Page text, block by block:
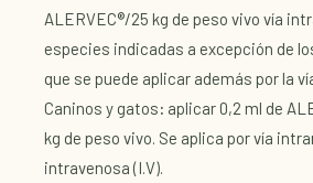
ALERVEC®/25 kg de peso vivo vía
especies indicadas a excepción de
que se puede aplicar además por la
Caninos y gatos: aplicar 0,2 ml de
kg de peso vivo. Se aplica por vía
intravenosa (I.V).